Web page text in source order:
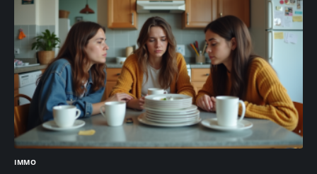
IMMO